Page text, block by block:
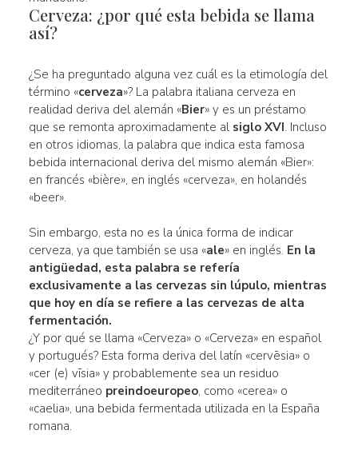
Cerveza: ¿por qué esta bebida se llama
así?
¿Se ha preguntado alguna vez cuál es la etimología del
término «cerveza»? La palabra italiana cerveza en
realidad deriva del alemán «Bier» y es un préstamo
que se remonta aproximadamente al siglo XVI. Incluso
en otros idiomas, la palabra que indica esta famosa
bebida internacional deriva del mismo alemán «Bier»:
en francés «bière», en inglés «cerveza», en holandés
«beer».
Sin embargo, esta no es la única forma de indicar
cerveza, ya que también se usa «ale» en inglés. En la
antigüedad, esta palabra se refería
exclusivamente a las cervezas sin lúpulo, mientras
que hoy en día se refiere a las cervezas de alta
fermentación.
¿Y por qué se llama «Cerveza» o «Cerveza» en español
y portugués? Esta forma deriva del latín «cervēsia» o
«cer (e) vīsia» y probablemente sea un residuo
mediterráneo preindoeuropeo, como «cerea» o
«caelia», una bebida fermentada utilizada en la España
romana.